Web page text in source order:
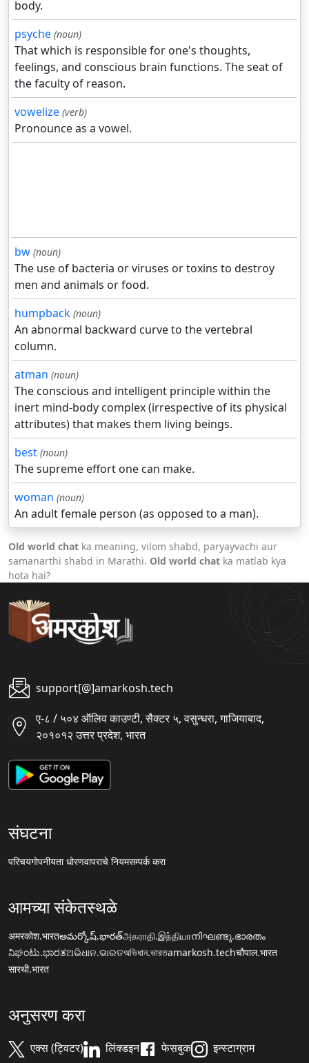
body.
psyche (noun)
That which is responsible for one's thoughts,
feelings, and conscious brain functions. The seat of
the faculty of reason.
vowelize (verb)
Pronounce as a vowel.
bw (noun)
The use of bacteria or viruses or toxins to destroy
men and animals or food.
humpback (noun)
An abnormal backward curve to the vertebral
column.
atman (noun)
The conscious and intelligent principle within the
inert mind-body complex (irrespective of its physical
attributes) that makes them living beings.
best (noun)
The supreme effort one can make.
woman (noun)
An adult female person (as opposed to a man).
Old world chat ka meaning, vilom shabd, paryayvachi aur
samanarthi shabd in Marathi. Old world chat ka matlab kya
hota hai?
support[@]amarkosh.tech
ए-८ / ५०४ ऑलिव काउण्टी, सैक्टर ५, वसुन्धरा, गाजियाबाद,
२०१०१२ उत्तर प्रदेश, भारत
संघटना
परिचयगोपनीयता धोरणवापराचे नियमसम्पर्क करा
आमच्या संकेतस्थळे
अमरकोश.भारतఅమర్కోష్.భారత్அகராதி.இந்தியாനിഘണ്ടു.ഭാരതം
ನಿಘಂಟು.ಭಾರತଅଭିଧାନ.ଭାରତঅভিধান.ভারতamarkosh.techचौपाल.भारत
सारथी.भारत
अनुसरण करा
एक्स (ट्विटर) लिंक्डइन फेसबुक इन्स्टाग्राम